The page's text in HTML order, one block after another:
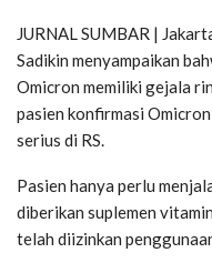
JURNAL SUMBAR |
Sadikin menyampaikan
Omicron memiliki gejala
pasien konfirmasi
serius di RS.
Pasien hanya perlu
diberikan suplemen
telah diizinkan